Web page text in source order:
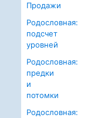
Продажи
Родословная:
подсчет
уровней
Родословная:
предки
и
потомки
Родословная: